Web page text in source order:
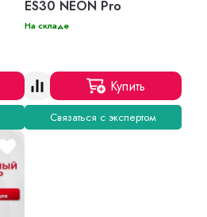
ES30 NEON Pro
На складе
Купить
Связаться с экспертом